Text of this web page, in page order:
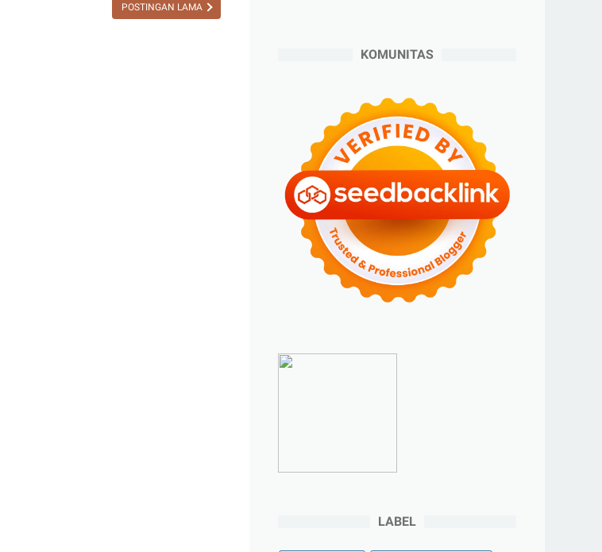
POSTINGAN LAMA
April 2024(2)
►
Maret 2024 (2)
►
Februari 2024
►Januari 2024 (2)
►2023(70)
►Desember 2023
► November 2023(6)
Oktober 2023
(6)
►Maret 2023(7)
Januari 2023 (5)
►2022(175)
KOMUNITAS
LABEL